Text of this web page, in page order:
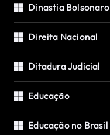
Dinastia Bolsonaro
Direita Nacional
Ditadura Judicial
Educação
Educação no Brasil